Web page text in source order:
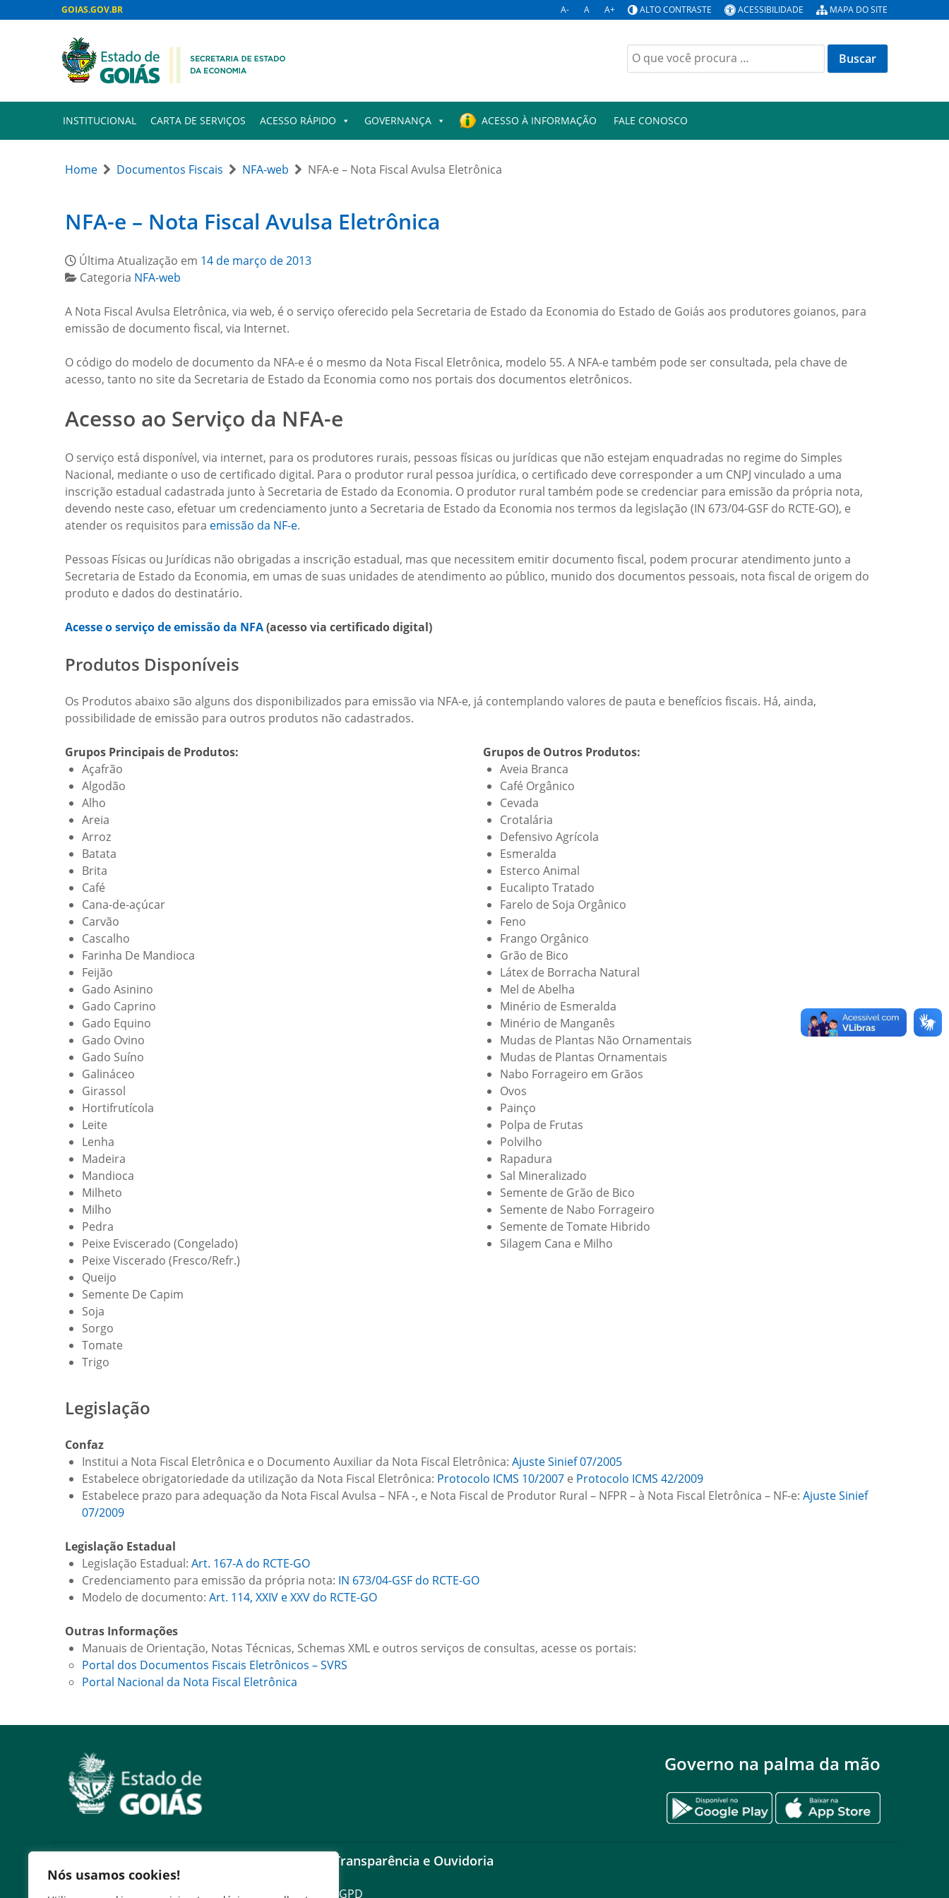
Nós usamos cookies!
GOIAS.GOV.BR A- A A+ ALTO CONTRASTE ACESSIBILIDADE MAPA DO SITE
INSTITUCIONAL CARTA DE SERVIÇOS ACESSO RÁPIDO GOVERNANÇA ACESSO À INFORMAÇÃO FALE CONOSCO
Home Documentos Fiscais NFA-web NFA-e – Nota Fiscal Avulsa Eletrônica
NFA-e – Nota Fiscal Avulsa Eletrônica
Última Atualização em 14 de março de 2013
Categoria NFA-web
A Nota Fiscal Avulsa Eletrônica, via web, é o serviço oferecido pela Secretaria de Estado da Economia do Estado de Goiás aos produtores goianos, para
emissão de documento fiscal, via Internet.
O código do modelo de documento da NFA-e é o mesmo da Nota Fiscal Eletrônica, modelo 55. A NFA-e também pode ser consultada, pela chave de
acesso, tanto no site da Secretaria de Estado da Economia como nos portais dos documentos eletrônicos.
Acesso ao Serviço da NFA-e
O serviço está disponível, via internet, para os produtores rurais, pessoas físicas ou jurídicas que não estejam enquadradas no regime do Simples
Nacional, mediante o uso de certificado digital. Para o produtor rural pessoa jurídica, o certificado deve corresponder a um CNPJ vinculado a uma
inscrição estadual cadastrada junto à Secretaria de Estado da Economia. O produtor rural também pode se credenciar para emissão da própria nota,
devendo neste caso, efetuar um credenciamento junto a Secretaria de Estado da Economia nos termos da legislação (IN 673/04-GSF do RCTE-GO), e
atender os requisitos para emissão da NF-e.
Pessoas Físicas ou Jurídicas não obrigadas a inscrição estadual, mas que necessitem emitir documento fiscal, podem procurar atendimento junto a
Secretaria de Estado da Economia, em umas de suas unidades de atendimento ao público, munido dos documentos pessoais, nota fiscal de origem do
produto e dados do destinatário.
Acesse o serviço de emissão da NFA(acesso via certificado digital)
Produtos Disponíveis
Os Produtos abaixo são alguns dos disponibilizados para emissão via NFA-e, já contemplando valores de pauta e benefícios fiscais. Há, ainda,
possibilidade de emissão para outros produtos não cadastrados.
Grupos Principais de Produtos:
Açafrão
Algodão
Alho
Areia
Arroz
Batata
Brita
Café
Cana-de-açúcar
Carvão
Cascalho
Farinha De Mandioca
Feijão
Gado Asinino
Gado Caprino
Gado Equino
Gado Ovino
Gado Suíno
Galináceo
Girassol
Hortifrutícola
Leite
Lenha
Madeira
Mandioca
Milheto
Milho
Pedra
Peixe Eviscerado (Congelado)
Peixe Viscerado (Fresco/Refr.)
Queijo
Semente De Capim
Soja
Sorgo
Tomate
Trigo
Grupos de Outros Produtos:
Aveia Branca
Café Orgânico
Cevada
Crotalária
Defensivo Agrícola
Esmeralda
Esterco Animal
Eucalipto Tratado
Farelo de Soja Orgânico
Feno
Frango Orgânico
Grão de Bico
Látex de Borracha Natural
Mel de Abelha
Minério de Esmeralda
Minério de Manganês
Mudas de Plantas Não Ornamentais
Mudas de Plantas Ornamentais
Nabo Forrageiro em Grãos
Ovos
Painço
Polpa de Frutas
Polvilho
Rapadura
Sal Mineralizado
Semente de Grão de Bico
Semente de Nabo Forrageiro
Semente de Tomate Hibrido
Silagem Cana e Milho
Legislação
Confaz
Institui a Nota Fiscal Eletrônica e o Documento Auxiliar da Nota Fiscal Eletrônica: Ajuste Sinief 07/2005
Estabelece obrigatoriedade da utilização da Nota Fiscal Eletrônica: Protocolo ICMS 10/2007 e Protocolo ICMS 42/2009
Estabelece prazo para adequação da Nota Fiscal Avulsa – NFA -, e Nota Fiscal de Produtor Rural – NFPR – à Nota Fiscal Eletrônica – NF-e: Ajuste Sinief
07/2009
Legislação Estadual
Legislação Estadual: Art. 167-A do RCTE-GO
Credenciamento para emissão da própria nota: IN 673/04-GSF do RCTE-GO
Modelo de documento: Art. 114, XXIV e XXV do RCTE-GO
Outras Informações
Manuais de Orientação, Notas Técnicas, Schemas XML e outros serviços de consultas, acesse os portais:
Portal dos Documentos Fiscais Eletrônicos – SVRS
Portal Nacional da Nota Fiscal Eletrônica
Governo na palma da mão
Expresso Goiás
Transparência e Ouvidoria
LGPD